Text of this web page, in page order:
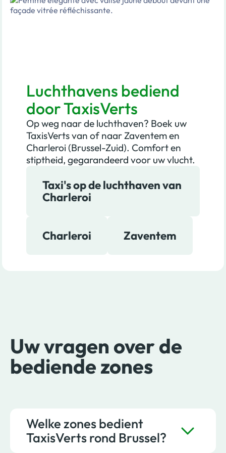
Luchthavens bediend
door TaxisVerts
Op weg naar de luchthaven? Boek uw
TaxisVerts van of naar Zaventem en
Charleroi (Brussel-Zuid). Comfort en
stiptheid, gegarandeerd voor uw vlucht.
Taxi's op de luchthaven van
Charleroi
Charleroi Zaventem
Uw vragen over de
bediende zones
Welke zones bedient
TaxisVerts rond Brussel?